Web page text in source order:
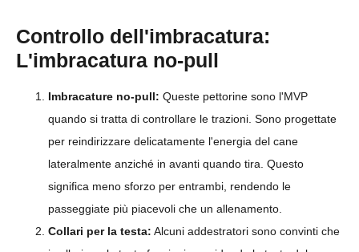
Controllo dell'imbracatura:
L'imbracatura no-pull
Imbracature no-pull: Queste pettorine sono l'MVP
quando si tratta di controllare le trazioni. Sono progettate
per reindirizzare delicatamente l'energia del cane
lateralmente anziché in avanti quando tira. Questo
significa meno sforzo per entrambi, rendendo le
passeggiate più piacevoli che un allenamento.
Collari per la testa: Alcuni addestratori sono convinti che